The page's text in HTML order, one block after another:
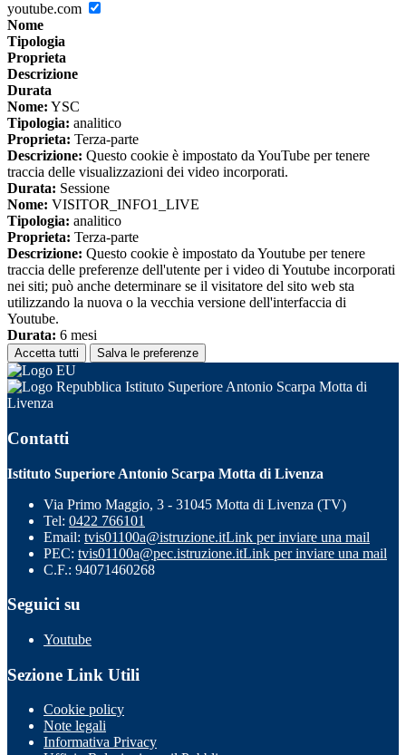
youtube.com
Nome
Tipologia
Proprieta
Descrizione
Durata
Nome: YSC
Tipologia: analitico
Proprieta: Terza-parte
Descrizione: Questo cookie è impostato da YouTube per tenere
traccia delle visualizzazioni dei video incorporati.
Durata: Sessione
Nome: VISITOR_INFO1_LIVE
Tipologia: analitico
Proprieta: Terza-parte
Descrizione: Questo cookie è impostato da Youtube per tenere
traccia delle preferenze dell'utente per i video di Youtube incorporati
nei siti; può anche determinare se il visitatore del sito web sta
utilizzando la nuova o la vecchia versione dell'interfaccia di
Youtube.
Durata: 6 mesi
Accetta tutti Salva le preferenze
Istituto Superiore Antonio Scarpa Motta di
Livenza
Contatti
Istituto Superiore Antonio Scarpa Motta di Livenza
Via Primo Maggio, 3 - 31045 Motta di Livenza (TV)
Tel: 0422 766101
Email: tvis01100a@istruzione.itLink per inviare una mail
PEC: tvis01100a@pec.istruzione.itLink per inviare una mail
C.F.: 94071460268
Seguici su
Youtube
Sezione Link Utili
Cookie policy
Note legali
Informativa Privacy